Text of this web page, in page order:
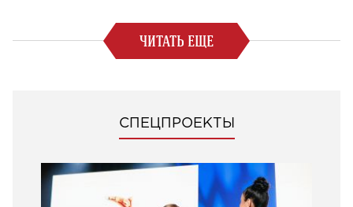
ЧИТАТЬ ЕЩЕ
СПЕЦПРОЕКТЫ